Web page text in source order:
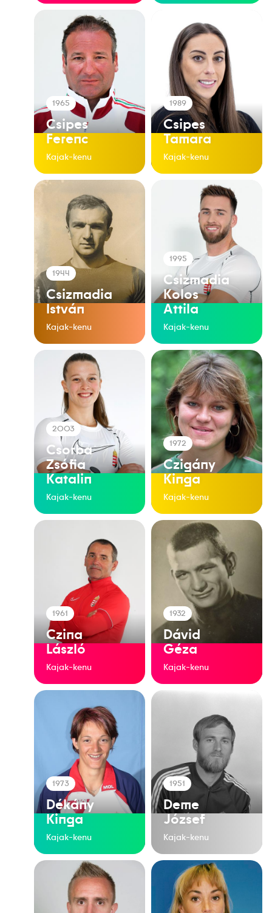
1965
Csipes
Ferenc
Kajak-kenu
1989
Csipes
Tamara
Kajak-kenu
1944
Csizmadia
István
Kajak-kenu
1995
Csizmadia
Kolos
Attila
Kajak-kenu
2003
Csorba
Zsófia
Katalin
Kajak-kenu
1972
Czigány
Kinga
Kajak-kenu
1961
Czina
László
Kajak-kenu
1932
Dávid
Géza
Kajak-kenu
1973
Dékány
Kinga
Kajak-kenu
1951
Deme
József
Kajak-kenu